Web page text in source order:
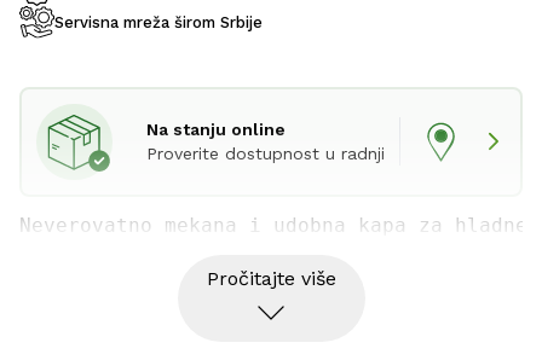
Servisna mreža širom Srbije
Na stanju online
Proverite dostupnost u radnji
Neverovatno mekana i udobna kapa za
Pročitajte više